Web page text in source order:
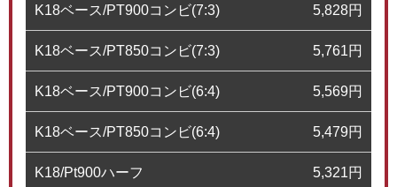
K18ベース/PT900コンビ(7:3) 5,828円
K18ベース/PT850コンビ(7:3) 5,761円
K18ベース/PT900コンビ(6:4) 5,569円
K18ベース/PT850コンビ(6:4) 5,479円
K18/Pt900ハーフ 5,321円